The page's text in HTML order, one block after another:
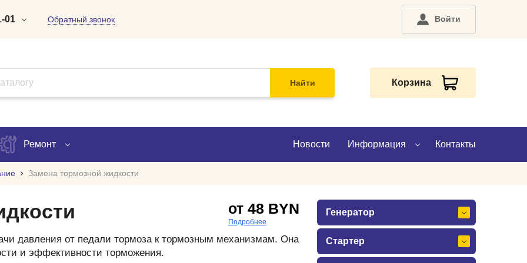
01
18
Обратный звонок Войти
Найти Корзина
Ремонт
Проверка ремонта
Новости Информация
Доставка
Контакты
Замена тормозной жидкости
от 48 BYN
Подробнее
давления от педали тормоза к тормозным механизмам. Она
и эффективности торможения.
Генератор
Стартер